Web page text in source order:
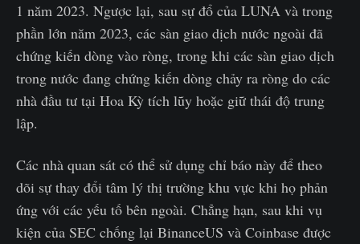
1 năm 2023. Ngược lại, sau sự đổ của LUNA và trong
phần lớn năm 2023, các sàn giao dịch nước ngoài đã
chứng kiến dòng vào ròng, trong khi các sàn giao dịch
trong nước đang chứng kiến dòng chảy ra ròng do các
nhà đầu tư tại Hoa Kỳ tích lũy hoặc giữ thái độ trung
lập.
Các nhà quan sát có thể sử dụng chỉ báo này để theo
dõi sự thay đổi tâm lý thị trường khu vực khi họ phản
ứng với các yếu tố bên ngoài. Chẳng hạn, sau khi vụ
kiện của SEC chống lại BinanceUS và Coinbase được